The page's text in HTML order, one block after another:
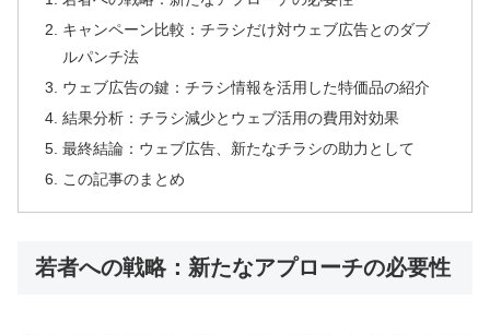
キャンペーン比較：チラシだけ対ウェブ広告とのダブ
ルパンチ法
ウェブ広告の鍵：チラシ情報を活用した特価品の紹介
結果分析：チラシ減少とウェブ活用の費用対効果
最終結論：ウェブ広告、新たなチラシの助力として
この記事のまとめ
若者への戦略：新たなアプローチの必要性